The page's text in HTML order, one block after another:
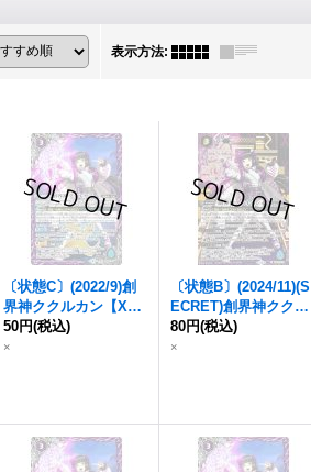
表示方法:
〔状態C〕(2022/9)創
界神ククルカン【X】{
BS62-X09}《紫》
50円(税込)
×
〔状態B〕(2024/11)(S
ECRET)創界神ククル
カン(BSC44収録)【X-
SEC】{
80円(税込)
×